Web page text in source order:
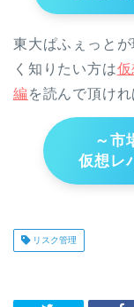
東大ぱふぇっと
く知りたい方は
編 を読んで頂けれ
～市
仮想レ
リスク管理